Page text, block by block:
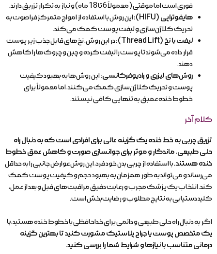
فوری است اما موقتی (معمولاً 6 تا 18 ماه) و نیاز به تکرار تزریق دارند.
هایفوتراپی (HIFU
):این روش با استفاده از امواج متمرکز فراصوت به
تحریک کلاژن‌سازی و لیفت پوست کمک می‌کند.
لیفت با نخ (Thread Lift
):در این روش، نخ‌های قابل جذب زیر پوست
قرار داده می‌شوند تا پوست را لیفت کرده و چین و چروک‌ها را کاهش
دهند.
روش‌های لیزری و رادیوفرکانسی:این روش‌ها به بهبود کیفیت
پوست و تحریک کلاژن‌سازی کمک می‌کنند، اما معمولاً برای
خطوط خنده عمیق به تنهایی کافی نیستند.
کلام آخر
تزریق چربی به خط خنده یک گزینه عالی برای افرادی است که به دنبال راه
حلی طبیعی، ماندگار و موثر برای جوانسازی صورت و کاهش عمق خطوط
خنده هستند.با استفاده از چربی بدن خود فرد، این روش عوارض جانبی را به حداقل
می‌رساند و می‌تواند به طور همزمان به بهبود حجم و کیفیت پوست کمک
کند. انتخاب یک پزشک مجرب و رعایت دقیق مراقبت‌های قبل و بعد از عمل،
کلید دستیابی به نتایج مطلوب و رضایت‌بخش است.
اگر به دنبال راه حلی طبیعی و دائمی برای خداحافظی با خطوط خنده هستید،با
یک متخصص پوست یا جراح پلاستیک مشورت کنید تا بهترین گزینه
درمانی متناسب با نیازها و شرایط شما را بررسی کنید.